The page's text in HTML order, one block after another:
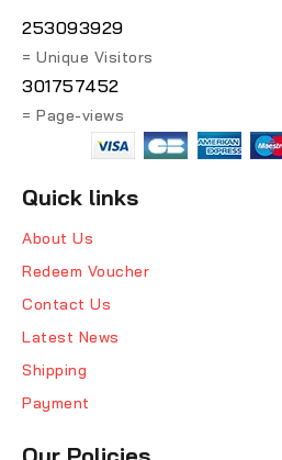
253093929
= Unique Visitors
301757452
= Page-views
Quick links
About Us
Redeem Voucher
Contact Us
Latest News
Shipping
Payment